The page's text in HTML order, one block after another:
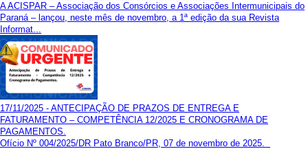
A ACISPAR – Associação dos Consórcios e Associações Intermunicipais do
Paraná – lançou, neste mês de novembro, a 1ª edição da sua Revista
Informat...
17/11/2025 - ANTECIPAÇÃO DE PRAZOS DE ENTREGA E
FATURAMENTO – COMPETÊNCIA 12/2025 E CRONOGRAMA DE
PAGAMENTOS.
Ofício Nº 004/2025/DR Pato Branco/PR, 07 de novembro de 2025.